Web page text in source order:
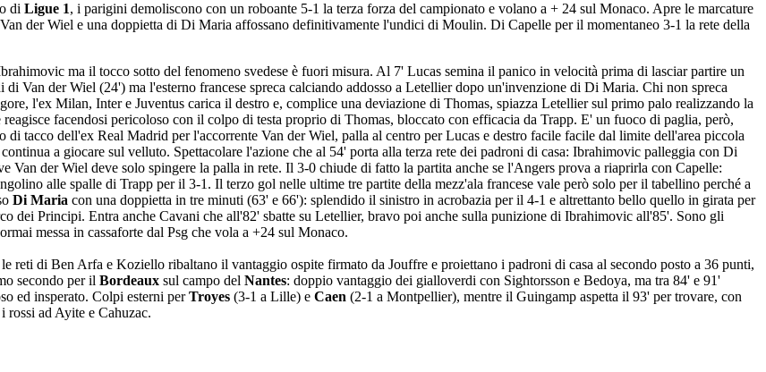
di Ligue 1, i parigini demoliscono con un roboante 5-1 la terza forza del campionato e volano a + 24 sul Monaco. Apre le marcature
der Wiel e una doppietta di Di Maria affossano definitivamente l'undici di Moulin. Di Capelle per il momentaneo 3-1 la rete della
ma il tocco sotto del fenomeno svedese è fuori misura. Al 7' Lucas semina il panico in velocità prima di lasciar partire un
Van der Wiel (24') ma l'esterno francese spreca calciando addosso a Letellier dopo un'invenzione di Di Maria. Chi non spreca
l'ex Milan, Inter e Juventus carica il destro e, complice una deviazione di Thomas, spiazza Letellier sul primo palo realizzando la
facendosi pericoloso con il colpo di testa proprio di Thomas, bloccato con efficacia da Trapp. E' un fuoco di paglia, però,
tacco dell'ex Real Madrid per l'accorrente Van der Wiel, palla al centro per Lucas e destro facile facile dal limite dell'area piccola
a giocare sul velluto. Spettacolare l'azione che al 54' porta alla terza rete dei padroni di casa: Ibrahimovic palleggia con Di
der Wiel deve solo spingere la palla in rete. Il 3-0 chiude di fatto la partita anche se l'Angers prova a riaprirla con Capelle:
alle spalle di Trapp per il 3-1. Il terzo gol nelle ultime tre partite della mezz'ala francese vale però solo per il tabellino perché a
Di Maria con una doppietta in tre minuti (63' e 66'): splendido il sinistro in acrobazia per il 4-1 e altrettanto bello quello in girata per
dei Principi. Entra anche Cavani che all'82' sbatte su Letellier, bravo poi anche sulla punizione di Ibrahimovic all'85'. Sono gli
messa in cassaforte dal Psg che vola a +24 sul Monaco.
le reti di Ben Arfa e Koziello ribaltano il vantaggio ospite firmato da Jouffre e proiettano i padroni di casa al secondo posto a 36 punti,
secondo per il Bordeaux sul campo del Nantes: doppio vantaggio dei gialloverdi con Sightorsson e Bedoya, ma tra 84' e 91'
ed insperato. Colpi esterni perTroyes (3-1 a Lille) e Caen (2-1 a Montpellier), mentre il Guingamp aspetta il 93' per trovare, con
ad Ayite e Cahuzac.